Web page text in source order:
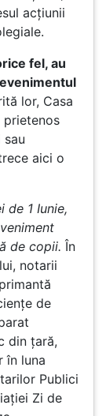
acțiunii
fel, au
lor, Casa
aici o
de 1 Iunie,
de copii. În
notarii
de
din țară,
în luna
Publici
Zi de